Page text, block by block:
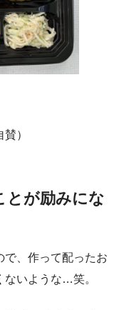
）
とが励みにな
で、作って配ったお
ないような…笑。